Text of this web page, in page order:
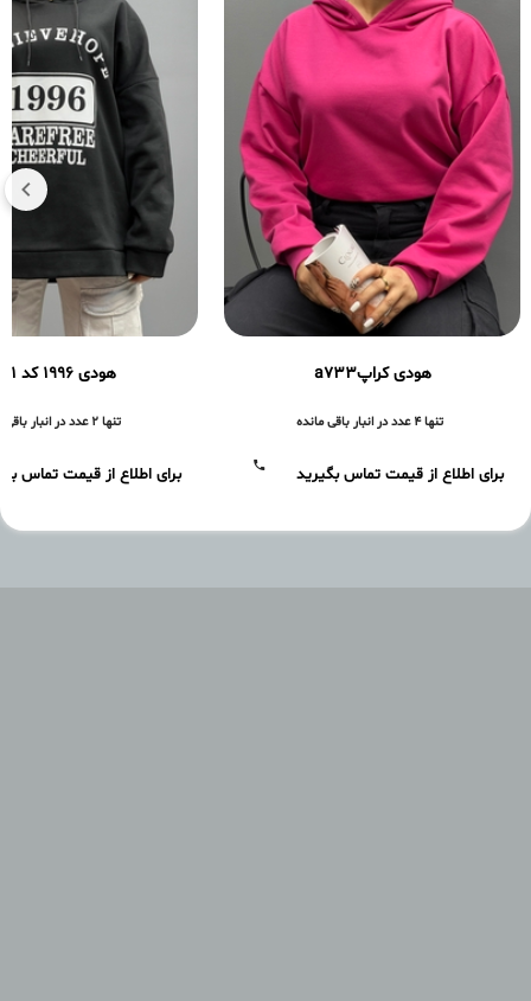
هودی کراپa733
تنها 4 عدد در انبار باقی مانده
برای اطلاع از قیمت تماس بگیرید
هودی ۱۹۹۶ کد a661
تنها 2 عدد در انبار باقی مانده
برای اطلاع از قیمت تماس